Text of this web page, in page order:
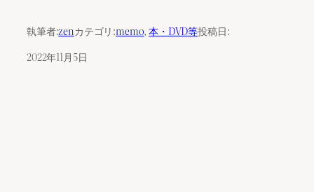
執筆者:zenカテゴリ:memo, 本・DVD等投稿日:
2022年11月5日